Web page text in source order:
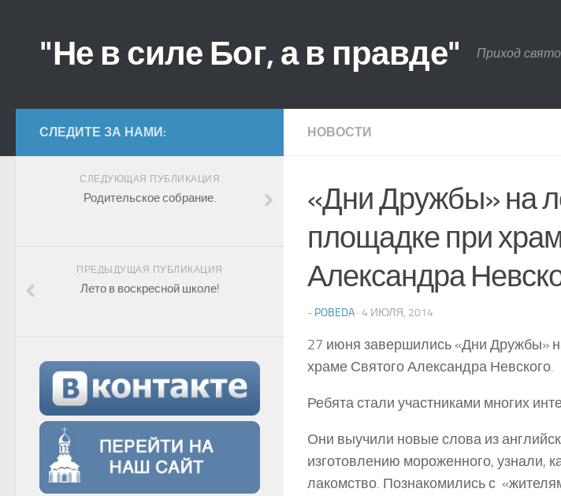
"Не в силе Бог, а в правде" Приход
НОВОСТИ
«Дни Дружбы» на
площадке при
Александра
- POBEDA · 4 ИЮЛЯ, 2014
27 июня завершились «Дни Дружбы»
храме Святого Александра Невского.
Ребята стали участниками многих
Они выучили новые слова из
изготовлению мороженного, узнали,
лакомство. Познакомились с
СЛЕДИТЕ ЗА НАМИ:
СЛЕДУЮЩАЯ ПУБЛИКАЦИЯ
Родительское собрание.
ПРЕДЫДУЩАЯ ПУБЛИКАЦИЯ
Лето в воскресной школе!